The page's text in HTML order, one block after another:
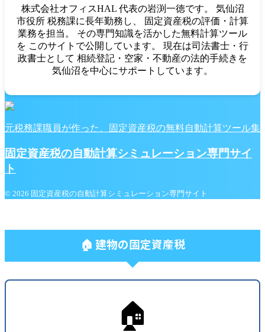
株式会社オフィスHAL 代表の岩渕一徳です。 気仙沼
市役所 税務課に長年勤務し、 固定資産税の評価・計算
業務を担当。 その専門知識を活かした無料計算ツール
を このサイトで公開しています。 現在は司法書士・行
政書士として 相続登記・空家・不動産の法的手続きを
気仙沼を中心にサポートしています。
元税務課職員が作った、固定資産税の無料自動計算ツール集
固定資産税の自動計算シミュレーション専門サイ
ト
© 2026 固定資産税の自動計算シミュレーション専門サイト
🏠 建物の固定資産税
🏠